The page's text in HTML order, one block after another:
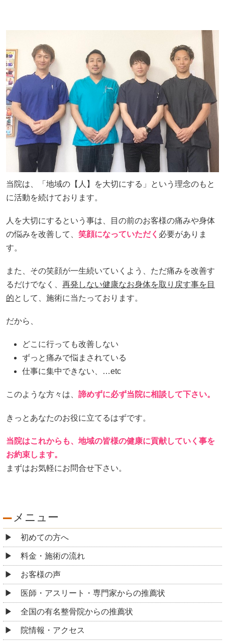
当院は、「地域の【人】を大切にする」という理念のもと
に活動を続けております。
人を大切にするという事は、目の前のお客様の痛みや身体
の悩みを改善して、 笑顔になっていただく 必要がありま
す。
また、その笑顔が一生続いていくよう、ただ痛みを改善す
るだけでなく、 再発しない健康なお身体を取り戻す事を目
的として、施術に当たっております。
だから、
どこに行っても改善しない
ずっと痛みで悩まされている
仕事に集中できない、…etc
このような方々は、 諦めずに必ず当院に相談して下さい。
きっとあなたのお役に立てるはずです。
当院はこれからも、地域の皆様の健康に貢献していく事を
お約束します。
まずはお気軽にお問合せ下さい。
メニュー
初めての方へ
料金・施術の流れ
お客様の声
医師・アスリート・専門家からの推薦状
全国の有名整骨院からの推薦状
院情報・アクセス